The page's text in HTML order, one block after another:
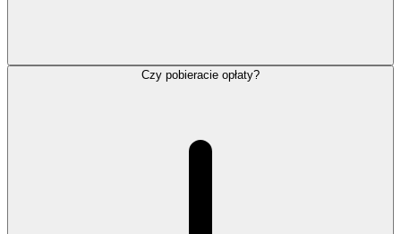
Czy pobieracie opłaty?